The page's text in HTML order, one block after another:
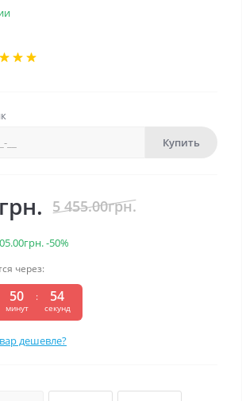
Купить
5 455.00грн.
-50%
через:
50
минут
: 54
секунд
дешевле?